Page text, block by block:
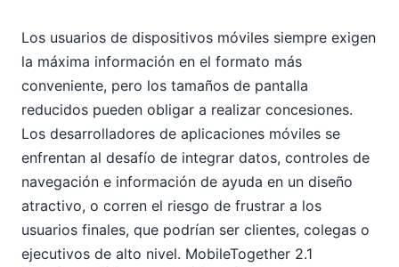
Los usuarios de dispositivos móviles siempre exigen
la máxima información en el formato más
conveniente, pero los tamaños de pantalla
reducidos pueden obligar a realizar concesiones.
Los desarrolladores de aplicaciones móviles se
enfrentan al desafío de integrar datos, controles de
navegación e información de ayuda en un diseño
atractivo, o corren el riesgo de frustrar a los
usuarios finales, que podrían ser clientes, colegas o
ejecutivos de alto nivel. MobileTogether 2.1